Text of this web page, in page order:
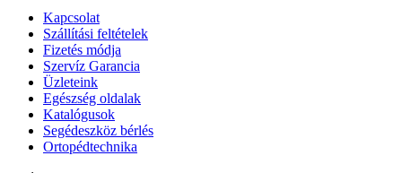
Kapcsolat
Szállítási feltételek
Fizetés módja
Szervíz Garancia
Üzleteink
Egészség oldalak
Katalógusok
Segédeszköz bérlés
Ortopédtechnika